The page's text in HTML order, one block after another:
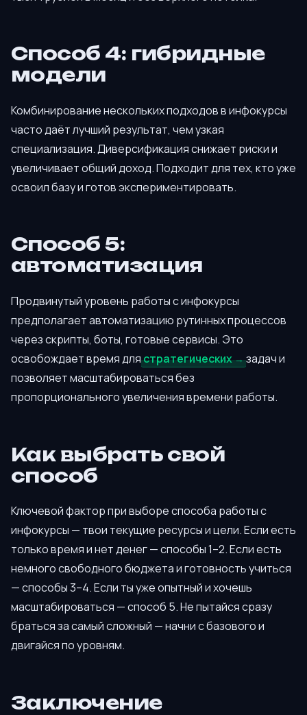
Способ 4: гибридные
модели
Комбинирование нескольких подходов в инфокурсы
часто даёт лучший результат, чем узкая
специализация. Диверсификация снижает риски и
увеличивает общий доход. Подходит для тех, кто уже
освоил базу и готов экспериментировать.
Способ 5:
автоматизация
Продвинутый уровень работы с инфокурсы
предполагает автоматизацию рутинных процессов
через скрипты, боты, готовые сервисы. Это
освобождает время длястратегических
задач и
позволяет масштабироваться без
пропорционального увеличения времени работы.
Как выбрать свой
способ
Ключевой фактор при выборе способа работы с
инфокурсы — твои текущие ресурсы и цели. Если есть
только время и нет денег — способы 1–2. Если есть
немного свободного бюджета и готовность учиться
— способы 3–4. Если ты уже опытный и хочешь
масштабироваться — способ 5. Не пытайся сразу
браться за самый сложный — начни с базового и
двигайся по уровням.
Заключение